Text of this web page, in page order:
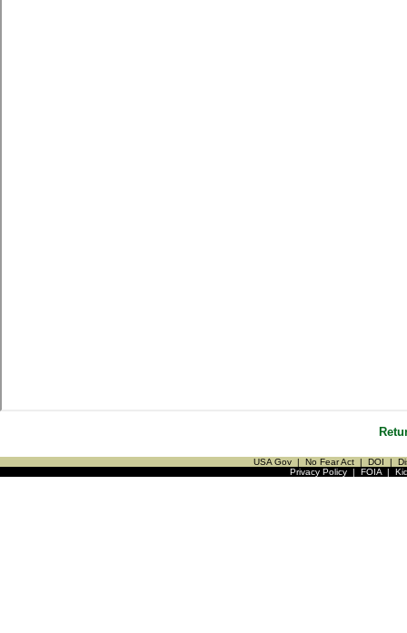
USA Gov | No Fear Act | DOI |
Privacy Policy| FOIA|